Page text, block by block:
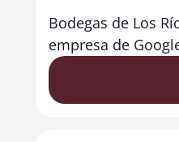
Bodegas de Los
empresa de